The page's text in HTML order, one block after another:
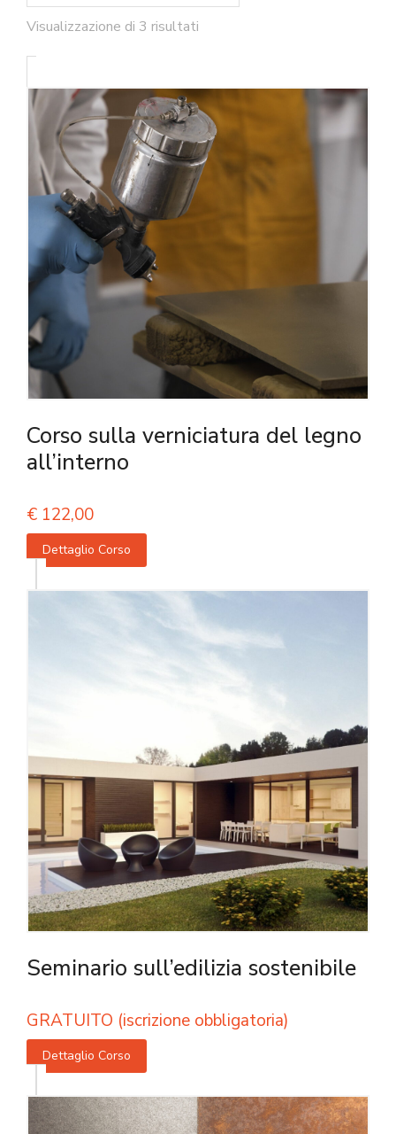
Visualizzazione di 3 risultati
Corso sulla verniciatura del legno
all’interno
€ 122,00
Dettaglio Corso
Seminario sull’edilizia sostenibile
GRATUITO (iscrizione obbligatoria)
Dettaglio Corso